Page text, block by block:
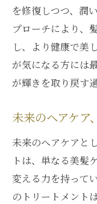
を修復しつつ、潤
プローチにより、
し、より健康で美
が気になる方には
が輝きを取り戻す
未来のヘアケ
未来のヘアケアと
トは、単なる美髪
変える力を持って
のトリートメント